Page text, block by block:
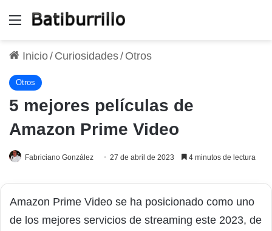
Menú
Inicio/ Curiosidades/ Otros
Otros
5 mejores películas de
Amazon Prime Video
Fabriciano González 27 de abril de 2023 4 minutos de lectura
Amazon Prime Video se ha posicionado como uno
de los mejores servicios de streaming este 2023, de